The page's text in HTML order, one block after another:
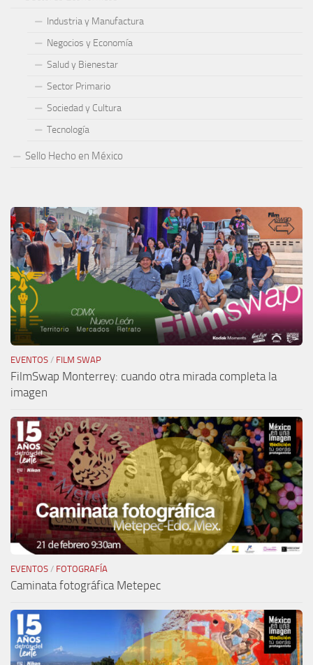
Industria y Manufactura
Negocios y Economía
Salud y Bienestar
Sector Primario
Sociedad y Cultura
Tecnología
Sello Hecho en México
EVENTOS / FILM SWAP
FilmSwap Monterrey: cuando otra mirada completa la
imagen
EVENTOS / FOTOGRAFÍA
Caminata fotográfica Metepec